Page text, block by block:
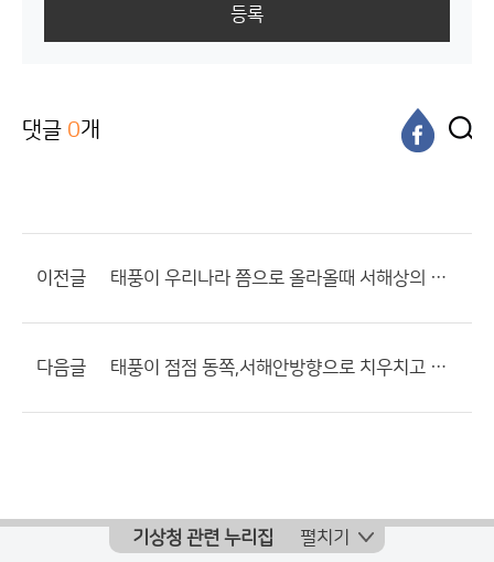
등록
댓글 0개
이전글 태풍이 우리나라 쯤으로 올라올때 서해상의 수온이...
다음글 태풍이 점점 동쪽,서해안방향으로 치우치고 있네요.
기상청 관련 누리집 펼치기